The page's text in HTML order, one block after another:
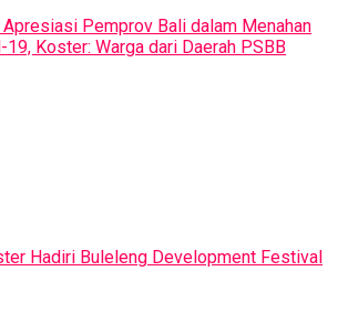
Pemprov Bali dalam Menahan
19, Koster: Warga dari Daerah PSBB
Hadiri Buleleng Development Festival